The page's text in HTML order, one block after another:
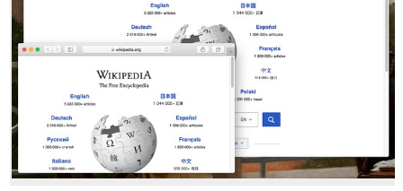
extension
can
exchange
messages
with
other
than
Opera.
Bu
eklenti,